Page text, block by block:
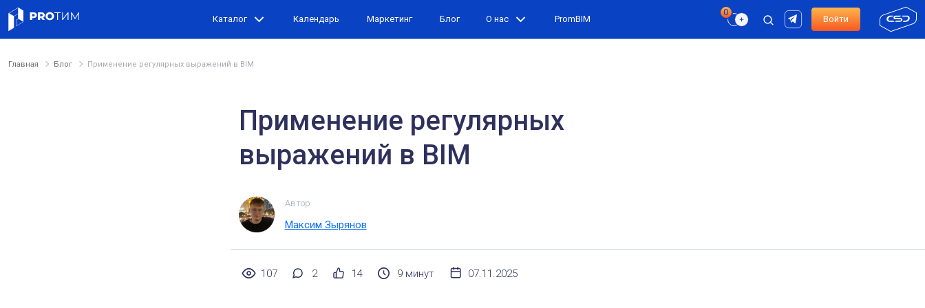
Каталог Календарь Маркетинг Блог О нас PromBIM Войти
Главная Блог Применение регулярных выражений в BIM
Применение регулярных
выражений в BIM
Автор
Максим Зырянов
107 2 14 9 минут 07.11.2025